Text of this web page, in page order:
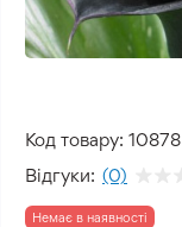
Код товару: 10878
Відгуки: (0)
Немає в наявності